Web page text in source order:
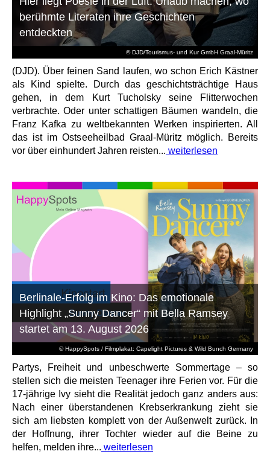
© DJD/Tourismus- und Kur GmbH Graal-Müritz
berühmte Literaten ihre Geschichten
entdeckten
(DJD). Über feinen Sand laufen, wo schon Erich Kästner
als Kind spielte. Durch das geschichtsträchtige Haus
gehen, in dem Kurt Tucholsky seine Flitterwochen
verbrachte. Oder unter schattigen Bäumen wandeln, die
Franz Kafka zu weltbekannten Werken inspirierten. All
das ist im Ostseeheilbad Graal-Müritz möglich. Bereits
vor über einhundert Jahren reisten... weiterlesen
© HappySpots / Filmplakat: Capelight Pictures & Wild Bunch Germany
Berlinale-Erfolg im Kino: Das emotionale
Highlight „Sunny Dancer“ mit Bella Ramsey
startet am 13. August 2026
Partys, Freiheit und unbeschwerte Sommertage – so
stellen sich die meisten Teenager ihre Ferien vor. Für die
17-jährige Ivy sieht die Realität jedoch ganz anders aus:
Nach einer überstandenen Krebserkrankung zieht sie
sich am liebsten komplett von der Außenwelt zurück. In
der Hoffnung, ihrer Tochter wieder auf die Beine zu
helfen, melden ihre... weiterlesen